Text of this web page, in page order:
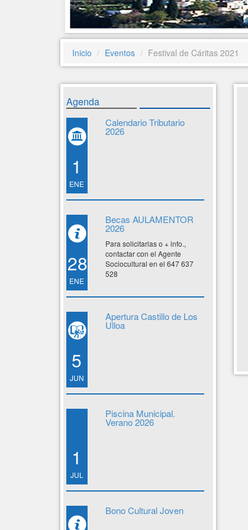
Inicio Eventos Festival de Cáritas 2021
Agenda
1
ENE
Calendario Tributario
2026
28
ENE
Becas AULAMENTOR
2026
Para solicitarlas o + info.,
contactar con el Agente
Sociocultural en el 647 637
528
5
JUN
Apertura Castillo de Los
Ulloa
1
JUL
Piscina Municipal.
Verano 2026
Bono Cultural Joven